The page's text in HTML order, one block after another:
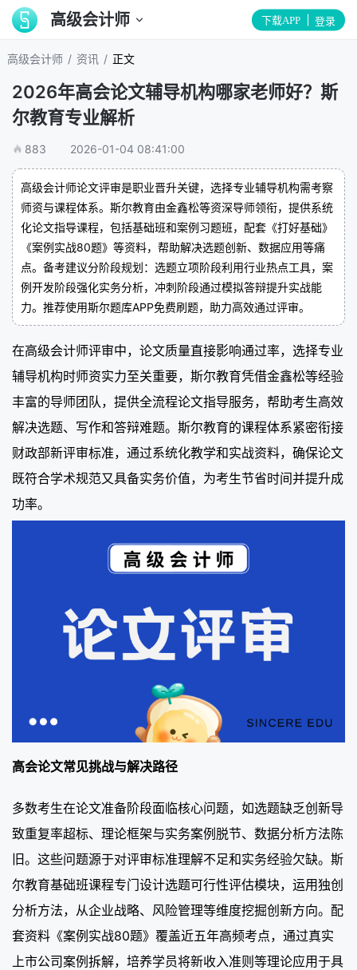
高级会计师 下载APP 登录
高级会计师 / 资讯 / 正文
2026年高会论文辅导机构哪家老师好？斯
尔教育专业解析
883 2026-01-04 08:41:00
高级会计师论文评审是职业晋升关键，选择专业辅导机构需考察
师资与课程体系。斯尔教育由金鑫松等资深导师领衔，提供系统
化论文指导课程，包括基础班和案例习题班，配套《打好基础》
《案例实战80题》等资料，帮助解决选题创新、数据应用等痛
点。备考建议分阶段规划：选题立项阶段利用行业热点工具，案
例开发阶段强化实务分析，冲刺阶段通过模拟答辩提升实战能
力。推荐使用斯尔题库APP免费刷题，助力高效通过评审。
在高级会计师评审中，论文质量直接影响通过率，选择专业
辅导机构时师资实力至关重要，斯尔教育凭借金鑫松等经验
丰富的导师团队，提供全流程论文指导服务，帮助考生高效
解决选题、写作和答辩难题。斯尔教育的课程体系紧密衔接
财政部新评审标准，通过系统化教学和实战资料，确保论文
既符合学术规范又具备实务价值，为考生节省时间并提升成
功率。
高会论文常见挑战与解决路径
多数考生在论文准备阶段面临核心问题，如选题缺乏创新导
致重复率超标、理论框架与实务案例脱节、数据分析方法陈
旧。这些问题源于对评审标准理解不足和实务经验欠缺。斯
尔教育基础班课程专门设计选题可行性评估模块，运用独创
分析方法，从企业战略、风险管理等维度挖掘创新方向。配
套资料《案例实战80题》覆盖近五年高频考点，通过真实
上市公司案例拆解，培养学员将新收入准则等理论应用于具